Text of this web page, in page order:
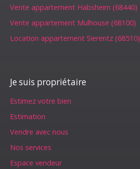
Vente appartement Habsheim (68440)
Vente appartement Mulhouse (68100)
Location appartement Sierentz (68510)
Je suis propriétaire
Estimez votre bien
Estimation
Vendre avec nous
Nos services
Espace vendeur